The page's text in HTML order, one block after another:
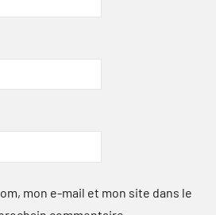
mon e-mail et mon site dans le